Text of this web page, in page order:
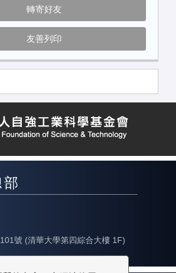
轉寄好友
友善列印
號 (清華大學第四綜合大樓 1F)